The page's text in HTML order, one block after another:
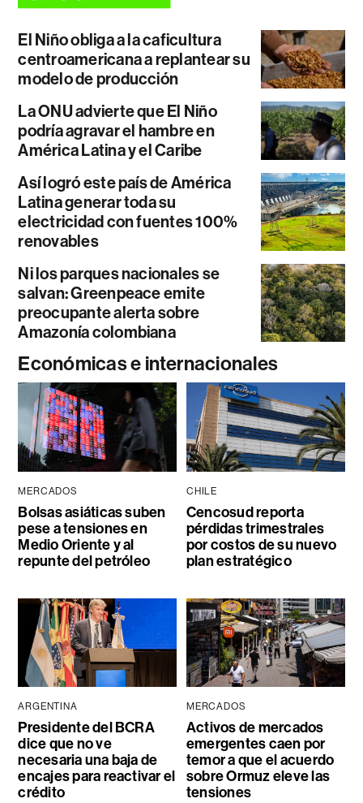
El Niño obliga a la caficultura
centroamericana a replantear su
modelo de producción
La ONU advierte que El Niño
podría agravar el hambre en
América Latina y el Caribe
Así logró este país de América
Latina generar toda su
electricidad con fuentes 100%
renovables
Ni los parques nacionales se
salvan: Greenpeace emite
preocupante alerta sobre
Amazonía colombiana
Económicas e internacionales
MERCADOS
Bolsas asiáticas suben
pese a tensiones en
Medio Oriente y al
repunte del petróleo
CHILE
Cencosud reporta
pérdidas trimestrales
por costos de su nuevo
plan estratégico
ARGENTINA
Presidente del BCRA
dice que no ve
necesaria una baja de
encajes para reactivar el
crédito
MERCADOS
Activos de mercados
emergentes caen por
temor a que el acuerdo
sobre Ormuz eleve las
tensiones